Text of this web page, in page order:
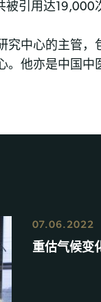
引用达19,000
究中心的主管
。他亦是中国
07.06.2022
重估气候变